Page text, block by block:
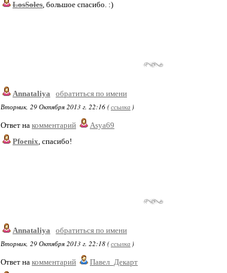
LosSoles, большое спасибо. :)
Annataliya
обратиться по имени
Вторник, 29 Октября 2013 г. 22:16 (ссылка )
Ответ на комментарий
Asya69
Pfoenix, спасибо!
Annataliya
обратиться по имени
Вторник, 29 Октября 2013 г. 22:18 (ссылка )
Ответ на комментарий
Павел_Декарт